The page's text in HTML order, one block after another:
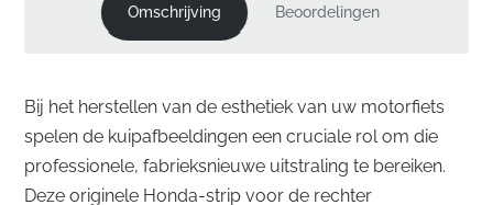
Omschrijving Beoordelingen
Bij het herstellen van de esthetiek van uw motorfiets
spelen de kuipafbeeldingen een cruciale rol om die
professionele, fabrieksnieuwe uitstraling te bereiken.
Deze originele Honda-strip voor de rechter